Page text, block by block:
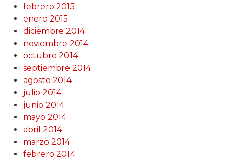
febrero 2015
enero 2015
diciembre 2014
noviembre 2014
octubre 2014
septiembre 2014
agosto 2014
julio 2014
junio 2014
mayo 2014
abril 2014
marzo 2014
febrero 2014